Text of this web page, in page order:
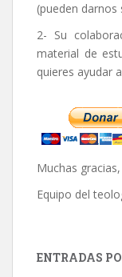
(pueden darnos
2- Su
material de
quieres ayudar
Muchas gracias,
Equipo del
ENTRADAS